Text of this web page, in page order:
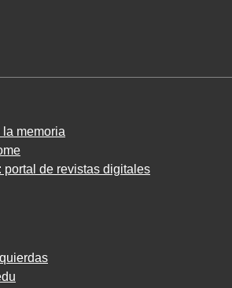
memoria
portal de revistas digitales